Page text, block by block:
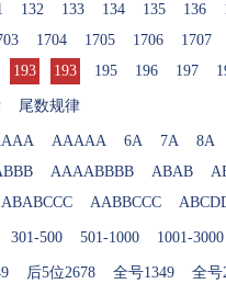
132 133 134 135 136
1704 1705 1706 1707
193 193 195 196 197
尾数规律
AAAAA 6A 7A 8A
AAAABBBB ABAB
ABABCCC AABBCCC
301-500 501-1000 1001-3000
后5位2678 全号1349 全号